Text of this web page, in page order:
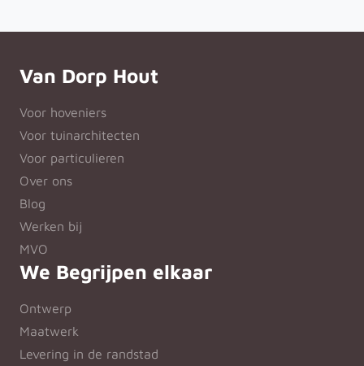
Van Dorp Hout
Voor hoveniers
Voor tuinarchitecten
Voor particulieren
Over ons
Blog
Werken bij
MVO
We Begrijpen elkaar
Ontwerp
Maatwerk
Levering in de randstad